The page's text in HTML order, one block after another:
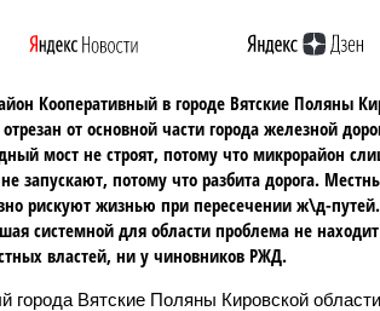
Кооперативный в городе Вятские Поляны
от основной части города железной
мост не строят, потому что микрорайон
не запускают, потому что разбита дорога.
рискуют жизнью при пересечении ж\д-
системной для области проблема не
властей, ни у чиновников РЖД.
города Вятские Поляны Кировской